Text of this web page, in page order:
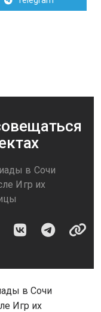
в Сочи
Игр их
в Сочи
Игр их